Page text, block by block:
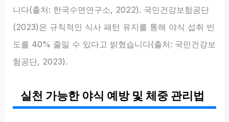
니다(출처: 한국수면연구소, 2022). 국민건강보험공단
(2023)은 규칙적인 식사 패턴 유지를 통해 야식 섭취 빈
도를 40% 줄일 수 있다고 밝혔습니다(출처: 국민건강보
험공단, 2023).
실천 가능한 야식 예방 및 체중 관리법